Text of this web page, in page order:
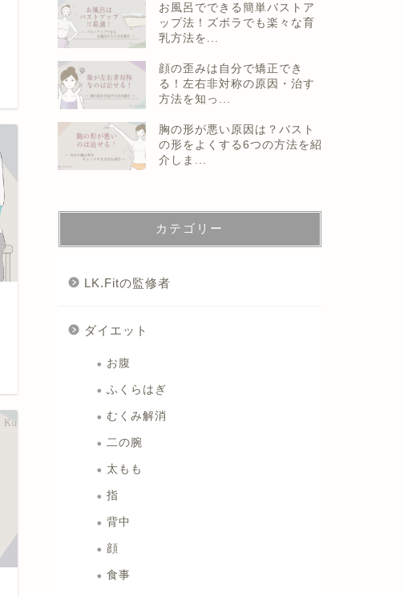
お風呂でできる簡単バストア
ップ法！ズボラでも楽々な育
乳方法を...
顔の歪みは自分で矯正でき
る！左右非対称の原因・治す
方法を知っ...
胸の形が悪い原因は？バスト
の形をよくする6つの方法を紹
介しま...
カテゴリー
LK.Fitの監修者
ダイエット
お腹
ふくらはぎ
むくみ解消
二の腕
太もも
指
背中
顔
食事